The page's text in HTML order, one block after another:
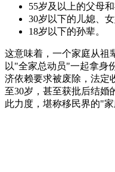
55岁及以上的父母和
30岁以下的儿媳、女
18岁以下的孙辈。
这意味着，一个家庭从祖
以"全家总动员"一起拿身
济依赖要求被废除，法定
至30岁，甚至获批后结婚
此力度，堪称移民界的"家